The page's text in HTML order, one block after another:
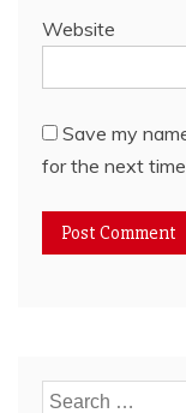
Website
Save my
for the next
Search